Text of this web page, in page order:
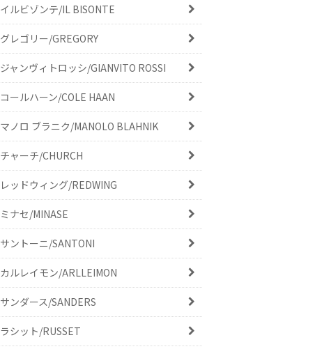
イルビゾンテ/IL BISONTE
グレゴリー/GREGORY
ジャンヴィトロッシ/GIANVITO ROSSI
コールハーン/COLE HAAN
マノロ ブラニク/MANOLO BLAHNIK
チャーチ/CHURCH
レッドウィング/REDWING
ミナセ/MINASE
サントーニ/SANTONI
カルレイモン/ARLLEIMON
サンダース/SANDERS
ラシット/RUSSET